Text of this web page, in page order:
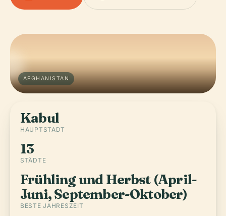
AFGHANISTAN
Kabul
HAUPTSTADT
13
STÄDTE
Frühling und Herbst (April-
Juni, September-Oktober)
BESTE JAHRESZEIT